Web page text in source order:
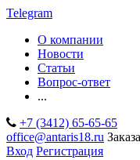
Telegram
О компании
Новости
Статьи
Вопрос-ответ
...
+7 (3412) 65-65-65
office@antaris18.ru
Вход Регистрация